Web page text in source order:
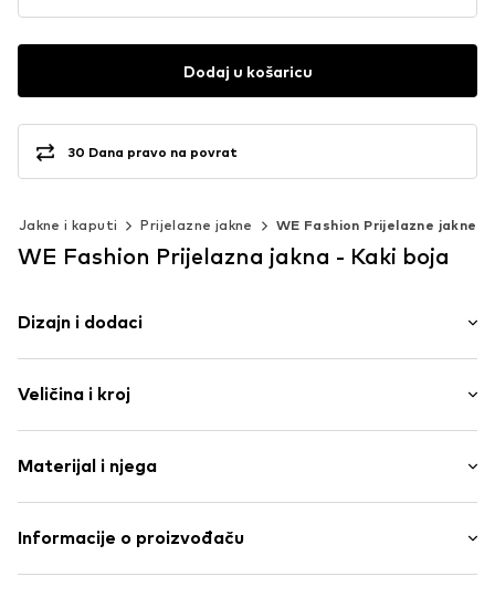
Dodaj u košaricu
30 Dana pravo na povrat
Jakne i kaputi Prijelazne jakne WE Fashion Prijelazne jakne
WE Fashion Prijelazna jakna - Kaki boja
Dizajn i dodaci
Bomber jakna
S kapuljačom
Ekološki osviještena izrada
Veličina i kroj
Materijal i njega
Materijal: 100% Poliester - PES (reciklirani)
Informacije o proizvođaču